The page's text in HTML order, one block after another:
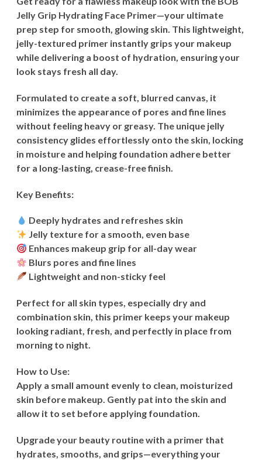
Jelly Grip Hydrating Face Primer—your ultimate
prep step for smooth, glowing skin. This lightweight,
jelly-textured primer instantly grips your makeup
while delivering a boost of hydration, ensuring your
look stays fresh all day.
Formulated to create a soft, blurred canvas, it
minimizes the appearance of pores and fine lines
without feeling heavy or greasy. The unique jelly
consistency glides effortlessly onto the skin, locking
in moisture and helping foundation adhere better
for a long-lasting, crease-free finish.
Key Benefits:
Deeply hydrates and refreshes skin
Jelly texture for a smooth, even base
Enhances makeup grip for all-day wear
Blurs pores and fine lines
Lightweight and non-sticky feel
Perfect for all skin types, especially dry and
combination skin, this primer keeps your makeup
looking radiant, fresh, and perfectly in place from
morning to night.
How to Use:
Apply a small amount evenly to clean, moisturized
skin before makeup. Gently pat into the skin and
allow it to set before applying foundation.
Upgrade your beauty routine with a primer that
hydrates, smooths, and grips—everything your